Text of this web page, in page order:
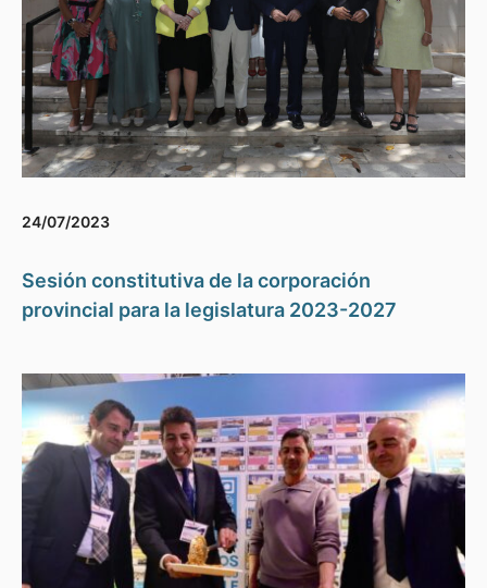
24/07/2023
Sesión constitutiva de la corporación
provincial para la legislatura 2023-2027